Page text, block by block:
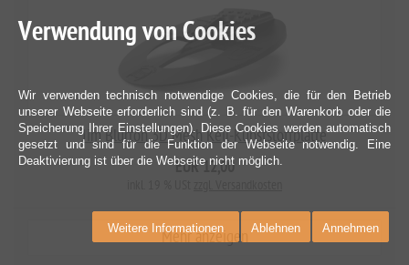
Jim Blurton 3D Mesh Keil-Kunststoffplatte
EUR 12,00
Mehr anzeigen
Verwendung von Cookies
Wir verwenden technisch notwendige Cookies, die für den Betrieb
unserer Webseite erforderlich sind (z. B. für den Warenkorb oder die
Speicherung Ihrer Einstellungen). Diese Cookies werden automatisch
gesetzt und sind für die Funktion der Webseite notwendig. Eine
Deaktivierung ist über die Webseite nicht möglich.
Annehmen
Ablehnen
Weitere Informationen